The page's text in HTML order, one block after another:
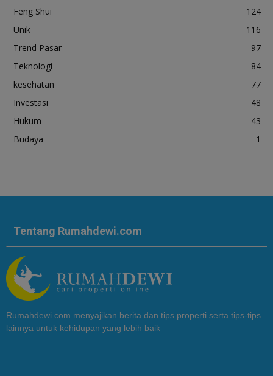
Feng Shui
124
Unik
116
Trend Pasar
97
Teknologi
84
kesehatan
77
Investasi
48
Hukum
43
Budaya
1
Tentang Rumahdewi.com
Rumahdewi.com menyajikan berita dan tips properti serta tips-tips
lainnya untuk kehidupan yang lebih baik